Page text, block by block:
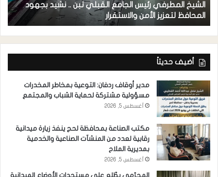
الشيخ المطرفي رئيس الجامع القبلي تبن .. نشيد بجهود
المحافظ لتعزيز الأمن والاستقرار
أضيف حديثاً
مدير أوقاف ردفان: التوعية بمخاطر المخدرات
مسؤولية مشتركة لحماية الشباب والمجتمع
أغسطس 5, 2026
مكتب الصناعة بمحافظة لحج ينفذ زيارة ميدانية
رقابية لعدد من المنشآت الصناعية والخدمية
بمديرية الملاح
أغسطس 5, 2026
المحرّمي يطّلع على مستجدات الأوضاع الميدانية